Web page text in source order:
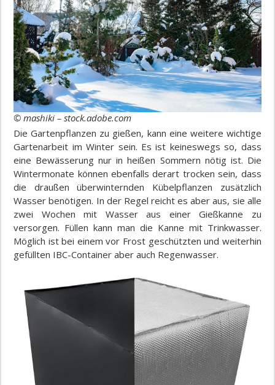
© mashiki – stock.adobe.com
Die Gartenpflanzen zu gießen, kann eine weitere wichtige
Gartenarbeit im Winter sein. Es ist keineswegs so, dass
eine Bewässerung nur in heißen Sommern nötig ist. Die
Wintermonate können ebenfalls derart trocken sein, dass
die draußen überwinternden Kübelpflanzen zusätzlich
Wasser benötigen. In der Regel reicht es aber aus, sie alle
zwei Wochen mit Wasser aus einer Gießkanne zu
versorgen. Füllen kann man die Kanne mit Trinkwasser.
Möglich ist bei einem vor Frost geschützten und weiterhin
gefüllten IBC-Container aber auch Regenwasser.